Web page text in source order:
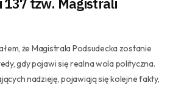
137 tzw. Magistrali
że Magistrala Podsudecka zostanie
gdy pojawi się realna wola polityczna.
nadzieję, pojawiają się kolejne fakty,